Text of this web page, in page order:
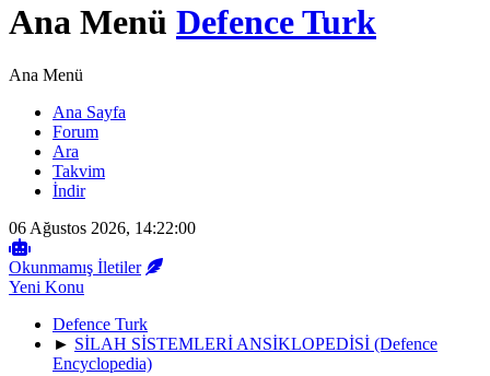
Ana Menü Defence Turk
Ana Menü
Ana Sayfa
Forum
Ara
Takvim
İndir
06 Ağustos 2026, 14:22:00
Okunmamış İletiler
Yeni Konu
Defence Turk
► SİLAH SİSTEMLERİ ANSİKLOPEDİSİ (Defence
Encyclopedia)